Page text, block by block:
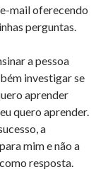
mail oferecendo
perguntas.
a pessoa
investigar se
aprender
quero aprender.
a
mim e não a
resposta.